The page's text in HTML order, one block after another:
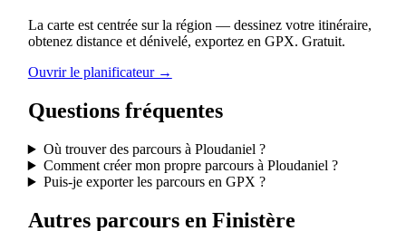
La carte est centrée sur la région — dessinez votre itinéraire,
obtenez distance et dénivelé, exportez en GPX. Gratuit.
Ouvrir le planificateur →
Questions fréquentes
Où trouver des parcours à Ploudaniel ?
Comment créer mon propre parcours à Ploudaniel ?
Puis-je exporter les parcours en GPX ?
Autres parcours en Finistère